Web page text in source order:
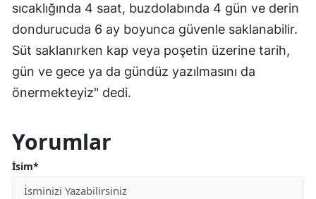
sıcaklığında 4 saat, buzdolabında 4 gün ve derin
dondurucuda 6 ay boyunca güvenle saklanabilir.
Süt saklanırken kap veya poşetin üzerine tarih,
gün ve gece ya da gündüz yazılmasını da
önermekteyiz" dedi.
Yorumlar
İsim*